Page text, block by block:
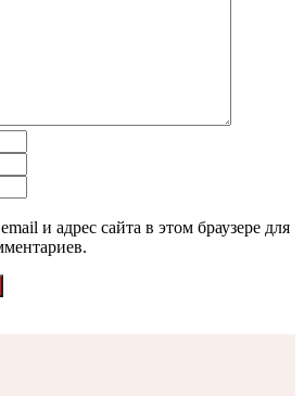
и адрес сайта в этом браузере для